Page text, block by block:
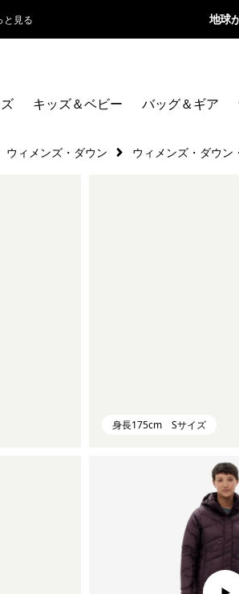
と見る 地球
キッズ＆ベビー バッグ＆ギア
ウィメンズ・ダウン ウィメンズ・ダウン
身長175cm Sサイズ